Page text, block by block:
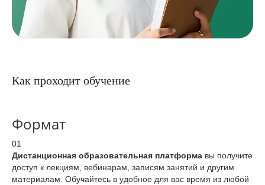
Как проходит обучение
Формат
01
Дистанционная образовательная платформа вы получите
доступ к лекциям, вебинарам, записям занятий и другим
материалам. Обучайтесь в удобное для вас время из любой